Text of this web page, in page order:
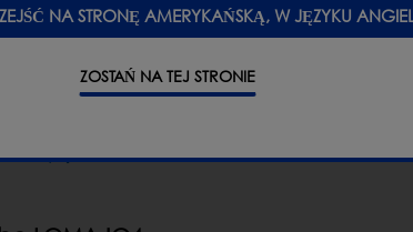
NA STRONĘ AMERYKAŃSKĄ, W JĘZYKU
ZOSTAŃ NA TEJ STRONIE
aż po
okazała się
wszystko
Jesteśmy
jak i z
na